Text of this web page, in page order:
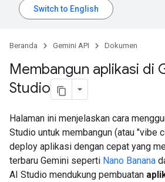
Beranda Gemini API Dokumen
Membangun aplikasi di
Studio
Halaman ini menjelaskan cara
Studio untuk membangun (atau "vibe
deploy aplikasi dengan cepat yang
terbaru Gemini seperti Nano Banana
AI Studio mendukung pembuatan